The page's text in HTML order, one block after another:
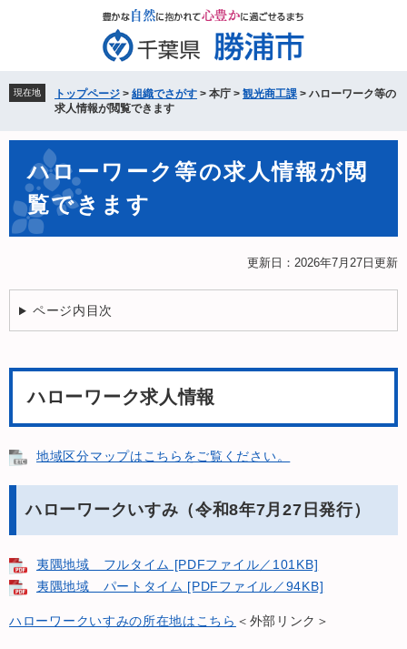
先
頭
す。
を
飛
し
現在地 トップページ > 組織でさがす > 本庁 > 観光商工課 > ハローワーク等の
求人情報が閲覧できます
ハローワーク等の求人情報が閲
覧できます
更新日：2026年7月27日更新
ページ内目次
ハローワーク求人情報
地域区分マップはこちらをご覧ください。
ハローワークいすみ（令和8年7月27日発行）
夷隅地域 フルタイム [PDFファイル／101KB]
夷隅地域 パートタイム [PDFファイル／94KB]
ハローワークいすみの所在地はこちら ＜外部リンク＞